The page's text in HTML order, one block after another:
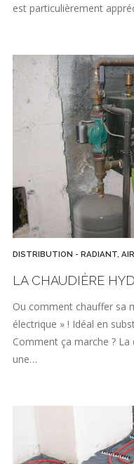
est particulièrement
DISTRIBUTION - RADIANT,
LA CHAUDIÈRE
Ou comment chauffer sa
électrique » ! Idéal en
Comment ça marche ?
une…